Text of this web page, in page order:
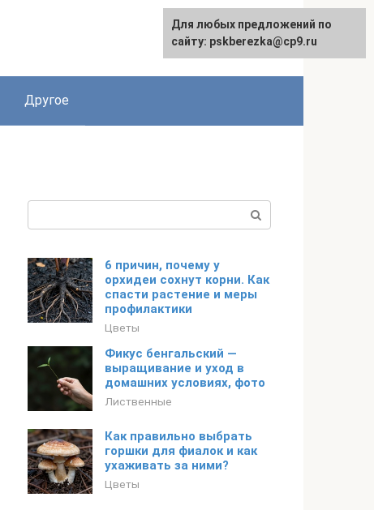
English
Другое
6 причин, почему у
орхидеи сохнут корни. Как
спасти растение и меры
профилактики
Цветы
Фикус бенгальский —
выращивание и уход в
домашних условиях, фото
Лиственные
Как правильно выбрать
горшки для фиалок и как
ухаживать за ними?
Цветы
Для любых предложений по
сайту: pskberezka@cp9.ru